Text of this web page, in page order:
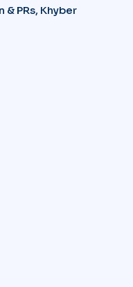
PRs, Khyber